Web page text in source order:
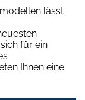
lässt
für ein
Ihnen eine